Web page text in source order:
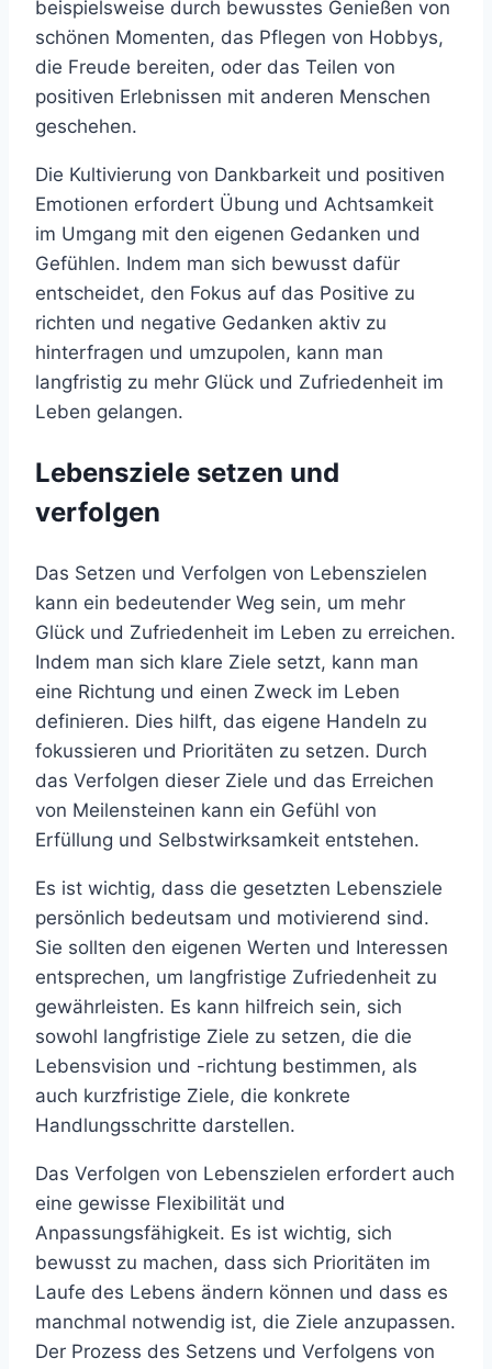
beispielsweise durch bewusstes Genießen von
schönen Momenten, das Pflegen von Hobbys,
die Freude bereiten, oder das Teilen von
positiven Erlebnissen mit anderen Menschen
geschehen.
Die Kultivierung von Dankbarkeit und positiven
Emotionen erfordert Übung und Achtsamkeit
im Umgang mit den eigenen Gedanken und
Gefühlen. Indem man sich bewusst dafür
entscheidet, den Fokus auf das Positive zu
richten und negative Gedanken aktiv zu
hinterfragen und umzupolen, kann man
langfristig zu mehr Glück und Zufriedenheit im
Leben gelangen.
Lebensziele setzen und
verfolgen
Das Setzen und Verfolgen von Lebenszielen
kann ein bedeutender Weg sein, um mehr
Glück und Zufriedenheit im Leben zu erreichen.
Indem man sich klare Ziele setzt, kann man
eine Richtung und einen Zweck im Leben
definieren. Dies hilft, das eigene Handeln zu
fokussieren und Prioritäten zu setzen. Durch
das Verfolgen dieser Ziele und das Erreichen
von Meilensteinen kann ein Gefühl von
Erfüllung und Selbstwirksamkeit entstehen.
Es ist wichtig, dass die gesetzten Lebensziele
persönlich bedeutsam und motivierend sind.
Sie sollten den eigenen Werten und Interessen
entsprechen, um langfristige Zufriedenheit zu
gewährleisten. Es kann hilfreich sein, sich
sowohl langfristige Ziele zu setzen, die die
Lebensvision und -richtung bestimmen, als
auch kurzfristige Ziele, die konkrete
Handlungsschritte darstellen.
Das Verfolgen von Lebenszielen erfordert auch
eine gewisse Flexibilität und
Anpassungsfähigkeit. Es ist wichtig, sich
bewusst zu machen, dass sich Prioritäten im
Laufe des Lebens ändern können und dass es
manchmal notwendig ist, die Ziele anzupassen.
Der Prozess des Setzens und Verfolgens von